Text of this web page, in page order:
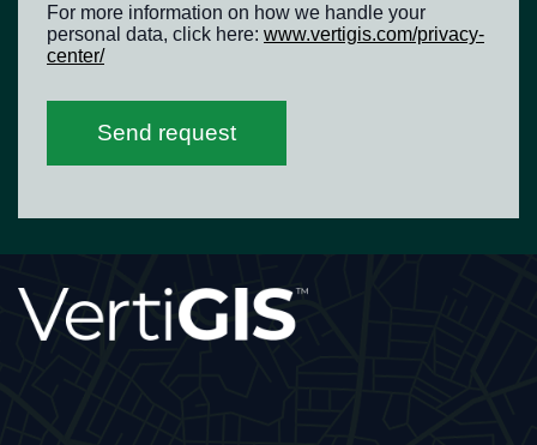
For more information on how we handle your
personal data, click here: www.vertigis.com/privacy-
center/
Send request